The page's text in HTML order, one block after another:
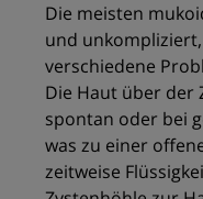
Die meisten
und
verschiedene
Die Haut über der
spontan oder bei
was zu einer
zeitweise